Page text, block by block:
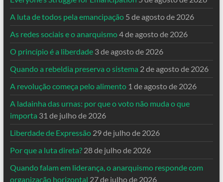
A luta de todos pela emancipação 5 de agosto de 2026
As redes sociais e o anarquismo4 de agosto de 2026
O princípio é a liberdade 3 de agosto de 2026
Quando a rebeldia preserva o sistema 2 de agosto de 2026
A revolução começa pelo alimento 1 de agosto de 2026
A ladainha das urnas: por que o voto não muda o que
importa 31 de julho de 2026
Liberdade de Expressão 29 de julho de 2026
Por que a luta direta? 28 de julho de 2026
Quando falam em liderança, o anarquismo responde com
organização horizontal 27 de julho de 2026